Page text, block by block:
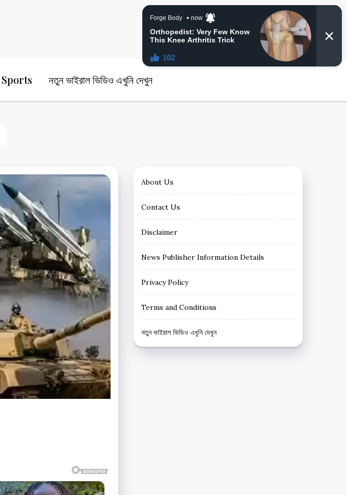
24 Ghanta Bangla News
Sports নতুন ভাইরাল ভিডিও এখুনি দেখুন
About Us
Contact Us
Disclaimer
News Publisher Information Details
Privacy Policy
Terms and Conditions
নতুন ভাইরাল ভিডিও এখুনি দেখুন